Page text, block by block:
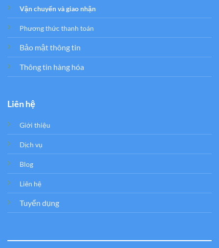
Vận chuyển và giao nhận
Phương thức thanh toán
Bảo mật thông tin
Thông tin hàng hóa
Liên hệ
Giới thiệu
Dịch vụ
Blog
Liên hệ
Tuyển dụng